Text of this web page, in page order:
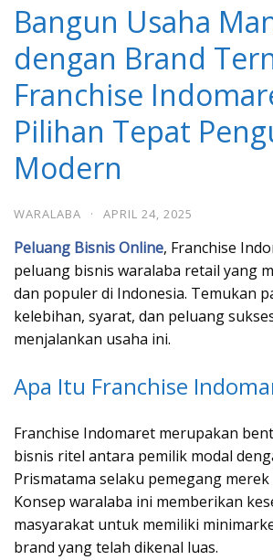
Bangun Usaha
dengan Brand
Franchise
Pilihan Tepat
Modern
WARALABA · APRIL 24, 2025
Peluang Bisnis Online, Franchise
peluang bisnis waralaba retail yang
dan populer di Indonesia. Temukan
kelebihan, syarat, dan peluang
menjalankan usaha ini.
Apa Itu Franchise
Franchise Indomaret merupakan
bisnis ritel antara pemilik modal
Prismatama selaku pemegang
Konsep waralaba ini memberikan
masyarakat untuk memiliki
brand yang telah dikenal luas.